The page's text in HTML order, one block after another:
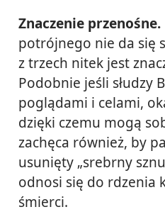
Znaczenie przenośne.
potrójnego nie da się
z trzech nitek jest
Podobnie jeśli słudzy
poglądami i celami,
dzięki czemu mogą
zachęca również, by
usunięty „srebrny
odnosi się do rdzenia
śmierci.